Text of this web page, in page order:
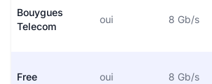
Bouygues
Telecom
oui 8 Gb/s
Free oui 8 Gb/s